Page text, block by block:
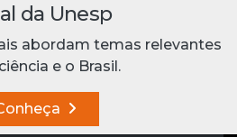
da Unesp
abordam temas relevantes
e o Brasil.